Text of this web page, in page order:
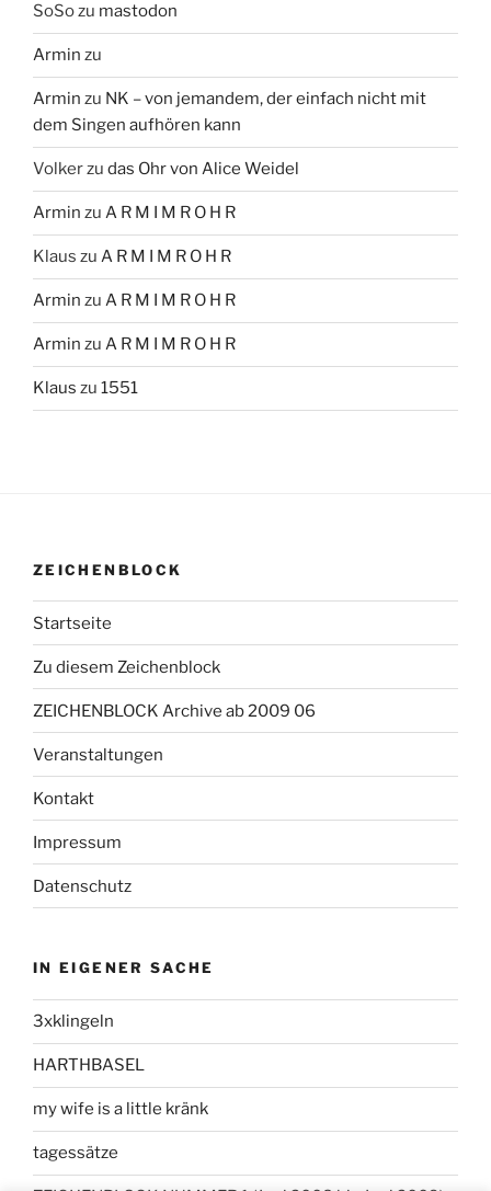
SoSozu mastodon
Armin zu
Armin zu NK – von jemandem, der einfach nicht mit
dem Singen aufhören kann
Volkerzu das Ohr von Alice Weidel
Armin zu A R M I M R O H R
Klaus zu A R M I M R O H R
Armin zu A R M I M R O H R
Armin zu A R M I M R O H R
Klaus zu 1551
ZEICHENBLOCK
Startseite
Zu diesem Zeichenblock
ZEICHENBLOCK Archive ab 2009 06
Veranstaltungen
Kontakt
Impressum
Datenschutz
IN EIGENER SACHE
3xklingeln
HARTHBASEL
my wife is a little kränk
tagessätze